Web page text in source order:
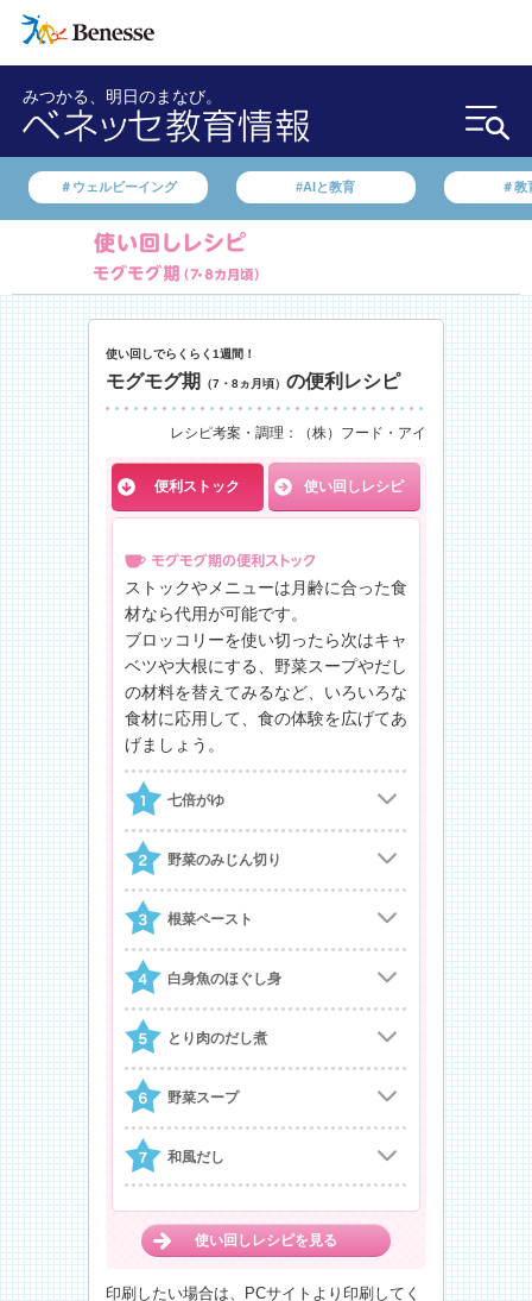
みつかる、明日のまなび。
＃ウェルビーイング #AIと教育 ＃教
使い回しでらくらく1週間！
モグモグ期 （7・8ヵ月頃） の便利レシピ
レシピ考案・調理：（株）フード・アイ
便利ストック 使い回しレシピ
ストックやメニューは月齢に合った食
材なら代用が可能です。
ブロッコリーを使い切ったら次はキャ
ベツや大根にする、野菜スープやだし
の材料を替えてみるなど、いろいろな
食材に応用して、食の体験を広げてあ
げましょう。
七倍がゆ
野菜のみじん切り
根菜ペースト
白身魚のほぐし身
とり肉のだし煮
野菜スープ
和風だし
使い回しレシピを見る
印刷したい場合は、PCサイトより印刷してく